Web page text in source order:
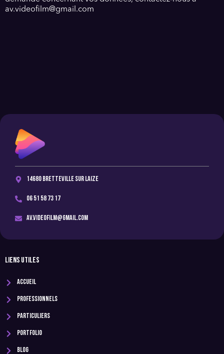
av.videofilm@gmail.com
14680 Bretteville sur Laize
06 51 58 73 17
av.videofilm@gmail.com
LIENS UTILES
Accueil
Professionnels
Particuliers
Portfolio
Blog